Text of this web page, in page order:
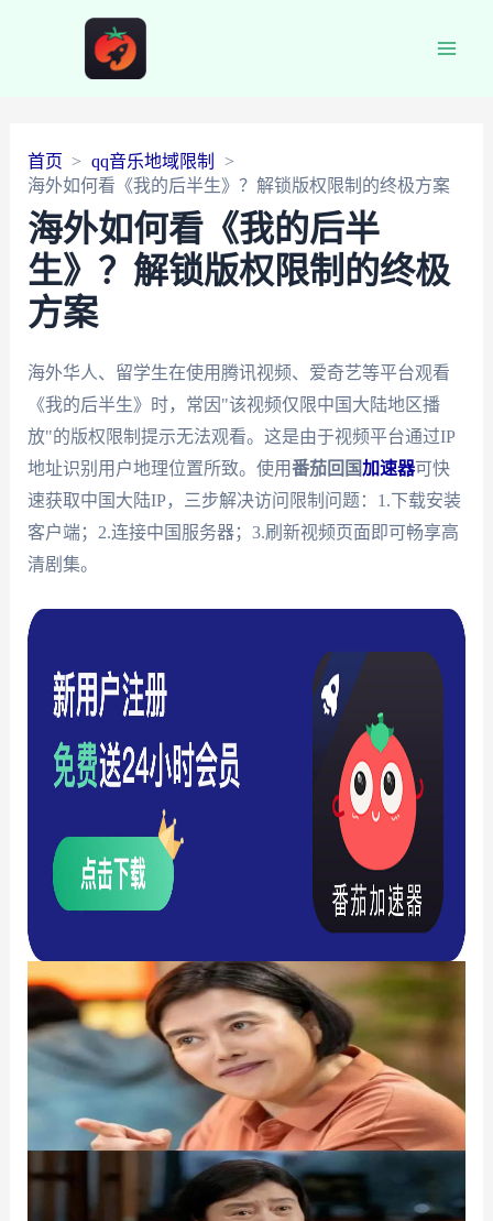
首页
qq音乐地域限制
海外如何看《我的后半生》？解锁版权限制的终极方案
海外如何看《我的后半
生》？解锁版权限制的终极
方案
海外华人、留学生在使用腾讯视频、爱奇艺等平台观看
《我的后半生》时，常因"该视频仅限中国大陆地区播
放"的版权限制提示无法观看。这是由于视频平台通过IP
地址识别用户地理位置所致。使用番茄回国加速器可快
速获取中国大陆IP，三步解决访问限制问题：1.下载安装
客户端；2.连接中国服务器；3.刷新视频页面即可畅享高
清剧集。